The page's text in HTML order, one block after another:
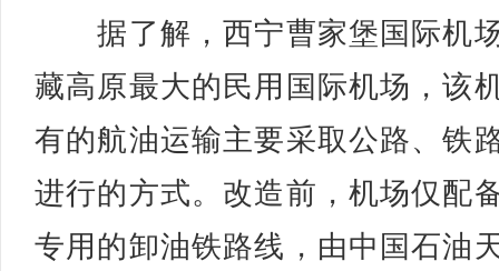
据了解，西宁曹家堡国际机
藏高原最大的民用国际机场，该
有的航油运输主要采取公路、铁
进行的方式。改造前，机场仅配
专用的卸油铁路线，由中国石油